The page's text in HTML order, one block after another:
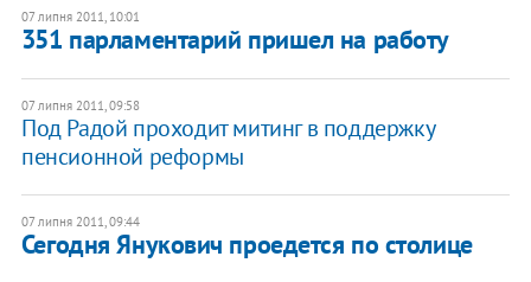
07 липня 2011, 10:01
351 парламентарий пришел на работу
07 липня 2011, 09:58
Под Радой проходит митинг в поддержку
пенсионной реформы
07 липня 2011, 09:44
​Сегодня Янукович проедется по столице